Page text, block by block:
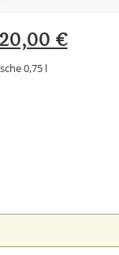
€
0,75 l